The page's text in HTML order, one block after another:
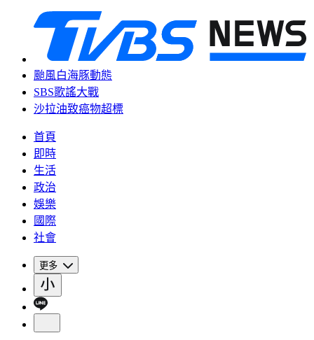
颱風白海豚動態
SBS歌謠大戰
沙拉油致癌物超標
首頁
即時
生活
政治
娛樂
國際
社會
更多